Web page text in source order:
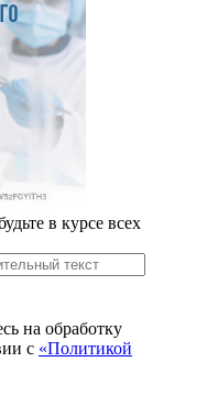
в курсе всех
на обработку
с «Политикой